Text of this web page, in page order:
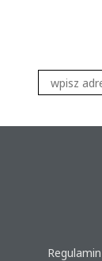
Regulamin